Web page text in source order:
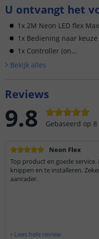
U ontvangt het
1x 2M Neon LED flex
1x Bediening naar keuze
1x Controller (on...
Bekijk alles
Reviews
9.8 Gebaseerd op 8
Neon Flex
Top product en goede
knippen en te installeren.
aanrader.
Lees hele review